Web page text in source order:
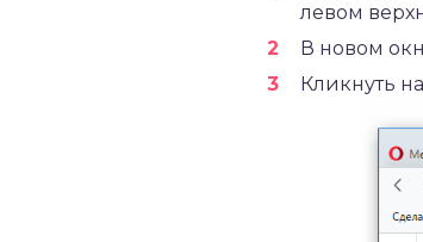
левом
В новом
Кликнуть